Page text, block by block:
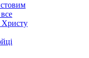
Христу